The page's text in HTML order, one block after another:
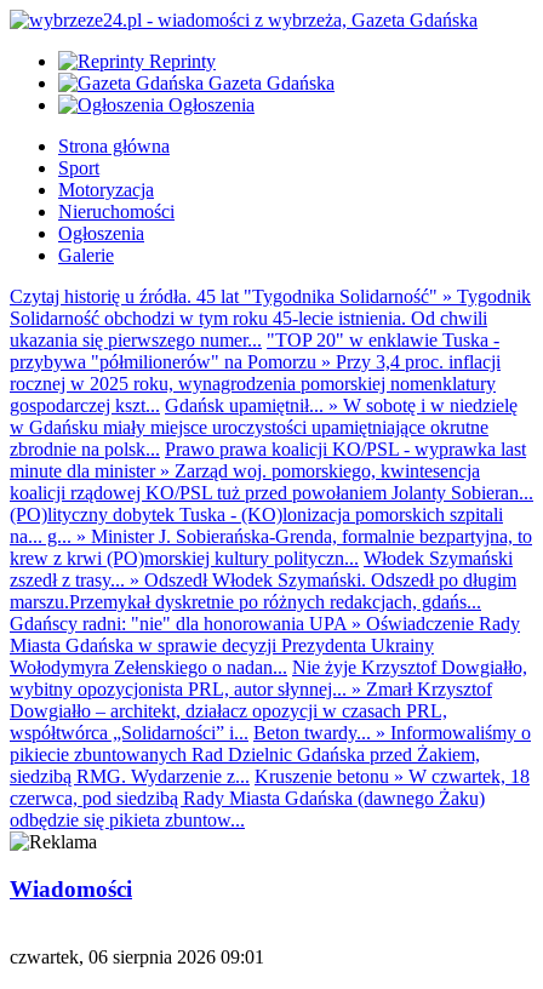
Reprinty
Gazeta Gdańska
Ogłoszenia
Strona główna
Sport
Motoryzacja
Nieruchomości
Ogłoszenia
Galerie
Czytaj historię u źródła. 45 lat "Tygodnika Solidarność" » Tygodnik
Solidarność obchodzi w tym roku 45-lecie istnienia. Od chwili
ukazania się pierwszego numer... "TOP 20" w enklawie Tuska -
przybywa "półmilionerów" na Pomorzu » Przy 3,4 proc. inflacji
rocznej w 2025 roku, wynagrodzenia pomorskiej nomenklatury
gospodarczej kszt... Gdańsk upamiętnił... » W sobotę i w niedzielę
w Gdańsku miały miejsce uroczystości upamiętniające okrutne
zbrodnie na polsk... Prawo prawa koalicji KO/PSL - wyprawka last
minute dla minister» Zarząd woj. pomorskiego, kwintesencja
koalicji rządowej KO/PSL tuż przed powołaniem Jolanty Sobieran...
(PO)lityczny dobytek Tuska - (KO)lonizacja pomorskich szpitali
na... g... » Minister J. Sobierańska-Grenda, formalnie bezpartyjna, to
krew z krwi (PO)morskiej kultury polityczn... Włodek Szymański
zszedł z trasy... » Odszedł Włodek Szymański. Odszedł po długim
marszu.Przemykał dyskretnie po różnych redakcjach, gdańs...
Gdańscy radni: "nie" dla honorowania UPA » Oświadczenie Rady
Miasta Gdańska w sprawie decyzji Prezydenta Ukrainy
Wołodymyra Zełenskiego o nadan... Nie żyje Krzysztof Dowgiałło,
wybitny opozycjonista PRL, autor słynnej... » Zmarł Krzysztof
Dowgiałło – architekt, działacz opozycji w czasach PRL,
współtwórca „Solidarności” i... Beton twardy... » Informowaliśmy o
pikiecie zbuntowanych Rad Dzielnic Gdańska przed Żakiem,
siedzibą RMG. Wydarzenie z... Kruszenie betonu » W czwartek, 18
czerwca, pod siedzibą Rady Miasta Gdańska (dawnego Żaku)
odbędzie się pikieta zbuntow...
Wiadomości
czwartek, 06 sierpnia 2026 09:01